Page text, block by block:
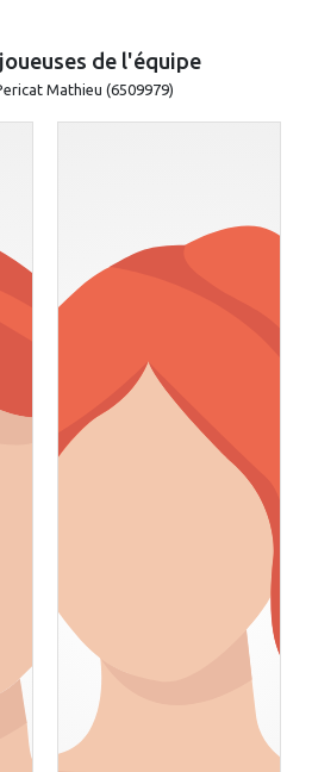
de l'équipe
Mathieu (6509979)